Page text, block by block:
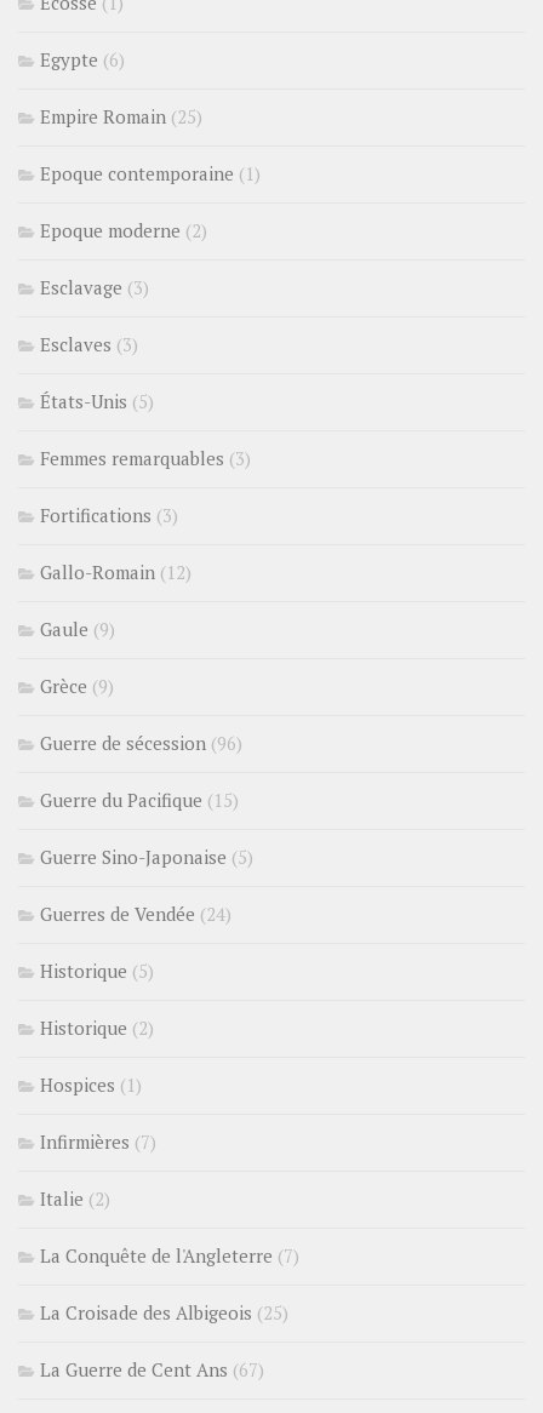
Egypte (6)
Empire Romain (25)
Epoque contemporaine (1)
Epoque moderne (2)
Esclavage (3)
Esclaves (3)
États-Unis (5)
Femmes remarquables (3)
Fortifications (3)
Gallo-Romain (12)
Gaule (9)
Grèce (9)
Guerre de sécession (96)
Guerre du Pacifique (15)
Guerre Sino-Japonaise (5)
Guerres de Vendée (24)
Historique (5)
Historique (2)
Hospices (1)
Infirmières (7)
Italie (2)
La Conquête de l'Angleterre (7)
La Croisade des Albigeois (25)
La Guerre de Cent Ans (67)